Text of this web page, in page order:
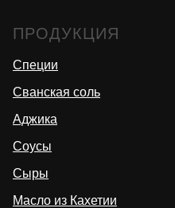
ПРОДУКЦИЯ
Специи
Сванская соль
Аджика
Соусы
Сыры
Масло из Кахетии